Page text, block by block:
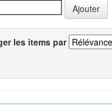
les items par